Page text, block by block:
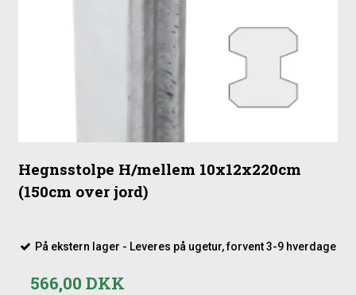
Hegnsstolpe H/mellem 10x12x220cm
(150cm over jord)
På ekstern lager - Leveres på ugetur, forvent 3-9 hverdage
566,00 DKK